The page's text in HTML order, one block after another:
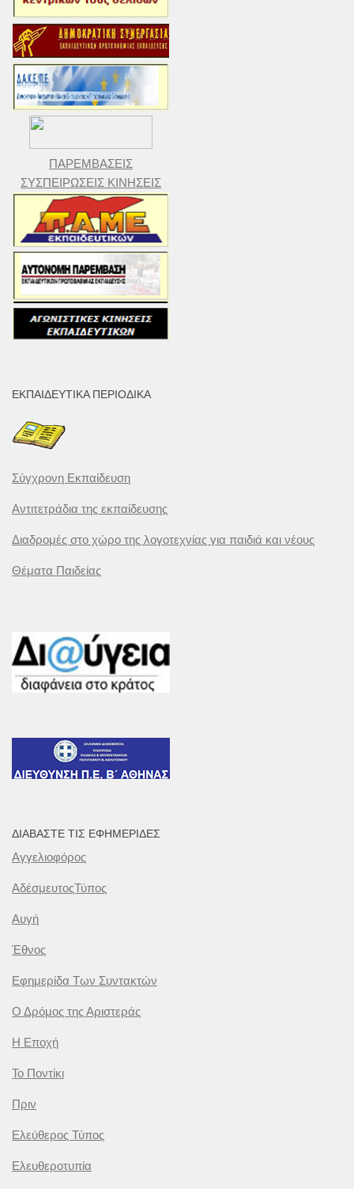
ΠΑΡΕΜΒΑΣΕΙΣ
ΣΥΣΠΕΙΡΩΣΕΙΣ ΚΙΝΗΣΕΙΣ
ΕΚΠΑΙΔΕΥΤΙΚΆ ΠΕΡΙΟΔΙΚΆ
Σύγχρονη Εκπαίδευση
Αντιτετράδια της εκπαίδευσης
Διαδρομές στο χώρο της λογοτεχνίας για παιδιά και νέους
Θέματα Παιδείας
ΔΙΑΒΆΣΤΕ ΤΙΣ ΕΦΗΜΕΡΊΔΕΣ
Αγγελιοφόρος
ΑδέσμευτοςΤύπος
Αυγή
Έθνος
Εφημερίδα Των Συντακτών
Ο Δρόμος της Αριστεράς
Η Εποχή
Το Ποντίκι
Πριν
Ελεύθερος Τύπος
Ελευθεροτυπία